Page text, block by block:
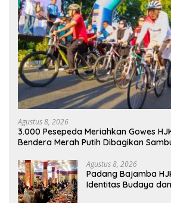
Agustus 8, 2026
3.000 Pesepeda Meriahkan Gowes
Bendera Merah Putih Dibagikan
Agustus 8, 2026
Padang Bajamba
Identitas Budaya